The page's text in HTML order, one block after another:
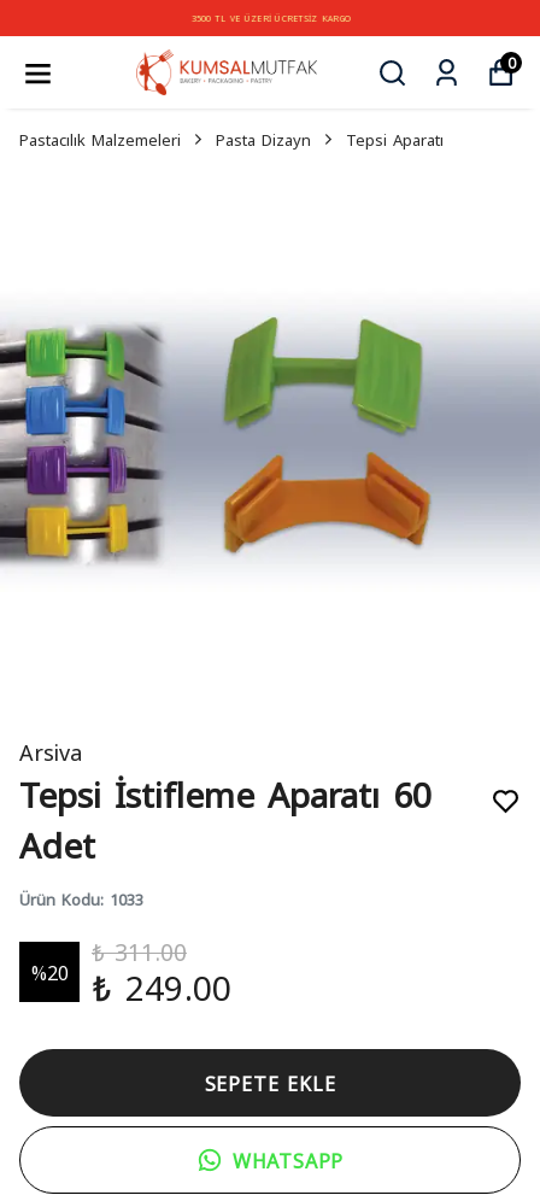
3500 TL VE ÜZERİ ÜCRETSİZ KARGO
0
Pastacılık Malzemeleri Pasta Dizayn Tepsi Aparatı
Arsiva
Tepsi İstifleme Aparatı 60
Adet
Ürün Kodu: 1033
%20
₺ 311.00
₺ 249.00
SEPETE EKLE
WHATSAPP